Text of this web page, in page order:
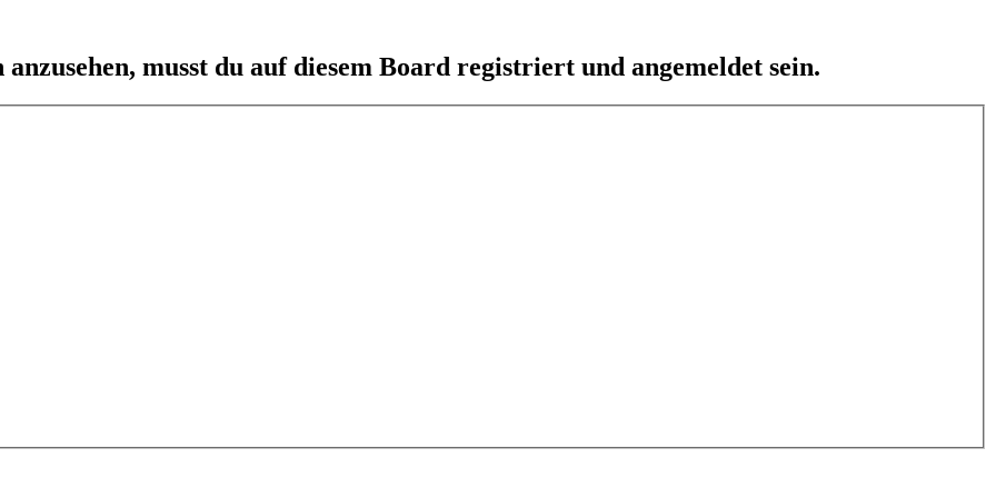
musst du auf diesem Board registriert und angemeldet sein.